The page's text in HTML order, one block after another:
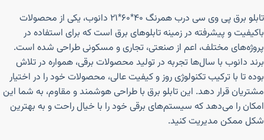
تابلو برق پی وی سی درب همرنگ ۴۰*۶۰*۲۱ دانوب، یکی از محصولات
باکیفیت و پیشرفته در زمینه تابلوهای برق است که برای استفاده در
پروژه‌های مختلف، اعم از صنعتی، تجاری و مسکونی طراحی شده است.
برند دانوب با سال‌ها تجربه در تولید محصولات برقی، همواره در تلاش
بوده تا با ترکیب تکنولوژی روز و کیفیت عالی، محصولات خود را در اختیار
مشتریان قرار دهد. این تابلو برق با طراحی هوشمند و مقاوم، به شما این
امکان را می‌دهد که سیستم‌های برقی خود را با خیال راحت و به بهترین
شکل ممکن مدیریت کنید.